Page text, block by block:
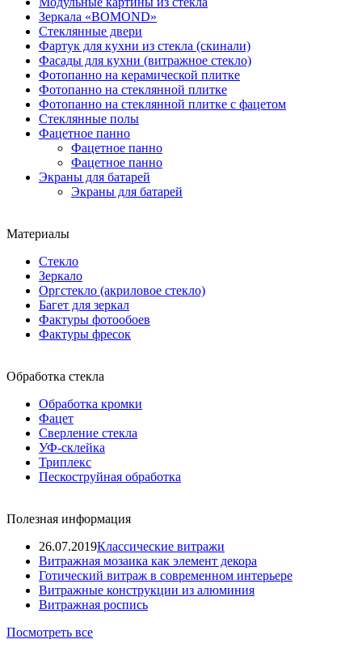
Зеркала «BOMOND»
Стеклянные двери
Фартук для кухни из стекла (скинали)
Фасады для кухни (витражное стекло)
Фотопанно на керамической плитке
Фотопанно на стеклянной плитке
Фотопанно на стеклянной плитке с фацетом
Стеклянные полы
Фацетное панно
Фацетное панно
Фацетное панно
Экраны для батарей
Экраны для батарей
Материалы
Стекло
Зеркало
Оргстекло (акриловое стекло)
Багет для зеркал
Фактуры фотообоев
Фактуры фресок
Обработка стекла
Обработка кромки
Фацет
Сверление стекла
УФ-склейка
Триплекс
Пескоструйная обработка
Полезная информация
26.07.2019Классические витражи
Витражная мозаика как элемент декора
Готический витраж в современном интерьере
Витражные конструкции из алюминия
Витражная роспись
Посмотреть все